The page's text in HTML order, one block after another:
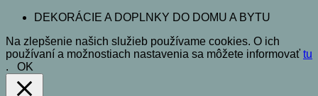
DEKORÁCIE A DOPLNKY DO DOMU A BYTU
Na zlepšenie našich služieb používame cookies. O ich
používaní a možnostiach nastavenia sa môžete informovať tu
. OK